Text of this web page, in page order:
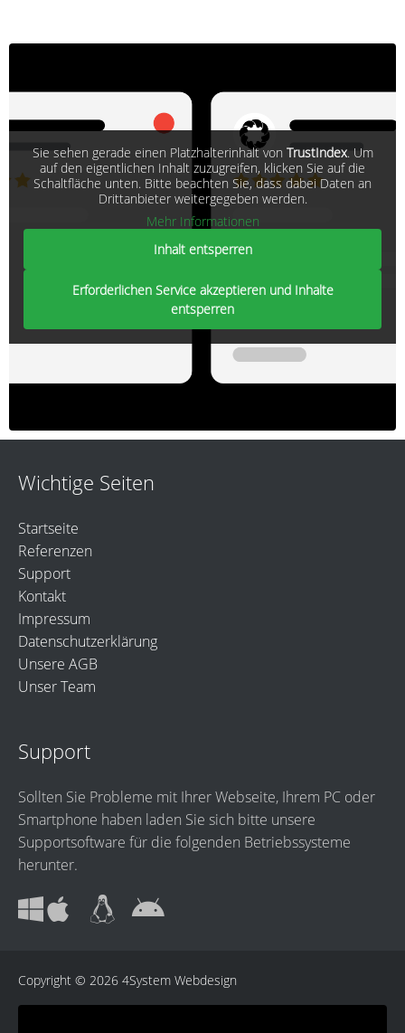
Sie sehen gerade einen Platzhalterinhalt von TrustIndex. Um
auf den eigentlichen Inhalt zuzugreifen, klicken Sie auf die
Schaltfläche unten. Bitte beachten Sie, dass dabei Daten an
Drittanbieter weitergegeben werden.
Mehr Informationen
Inhalt entsperren
Erforderlichen Service akzeptieren und Inhalte
entsperren
Wichtige Seiten
Startseite
Referenzen
Support
Kontakt
Impressum
Datenschutzerklärung
Unsere AGB
Unser Team
Support
Sollten Sie Probleme mit Ihrer Webseite, Ihrem PC oder
Smartphone haben laden Sie sich bitte unsere
Supportsoftware für die folgenden Betriebssysteme
herunter.
Copyright © 2026 4System Webdesign